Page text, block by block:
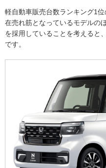
軽自動車販売台数ランキング1位
在売れ筋となっているモデルの
を採用していることを考えると
です。